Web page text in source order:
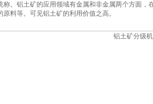
。铝土矿的应用领域有金属和非金属两个方面
料等。可见铝土矿的利用价值之高。